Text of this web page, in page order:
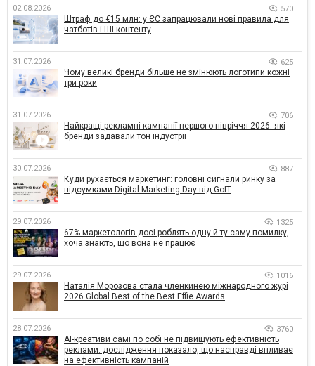
02.08.2026 570
Штраф до €15 млн: у ЄС запрацювали нові правила для
чатботів і ШІ-контенту
31.07.2026 625
Чому великі бренди більше не змінюють логотипи кожні
три роки
31.07.2026 706
Найкращі рекламні кампанії першого півріччя 2026: які
бренди задавали тон індустрії
30.07.2026 887
Куди рухається маркетинг: головні сигнали ринку за
підсумками Digital Marketing Day від GoIT
29.07.2026 1325
67% маркетологів досі роблять одну й ту саму помилку,
хоча знають, що вона не працює
29.07.2026 1016
Наталія Морозова стала членкинею міжнародного журі
2026 Global Best of the Best Effie Awards
28.07.2026 3760
AI-креативи самі по собі не підвищують ефективність
реклами: дослідження показало, що насправді впливає
на ефективність кампаній